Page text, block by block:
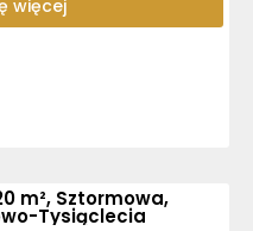
więcej
m², Sztormowa,
Tysiąclecia